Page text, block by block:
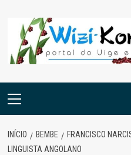
content
Menu
INÍCIO BEMBE
FRANCISCO
LINGUISTA ANGOLANO